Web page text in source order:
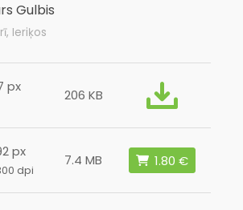
Gulbis
Ieriķos
px
206 KB
px
dpi
7.4 MB